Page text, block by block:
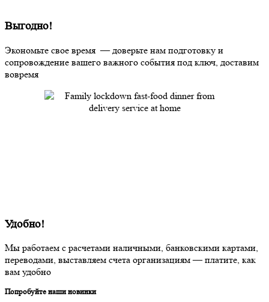
Выгодно!
Экономьте свое время — доверьте нам подготовку и
сопровождение вашего важного события под ключ, доставим
вовремя
Удобно!
Мы работаем с расчетами наличными, банковскими картами,
переводами, выставляем счета организациям — платите, как
вам удобно
Попробуйте наши новинки